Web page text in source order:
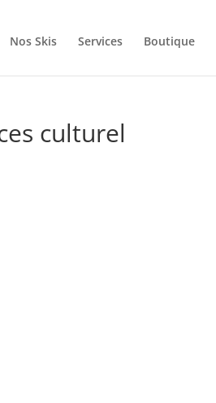
Nos Skis Services Boutique
culturel